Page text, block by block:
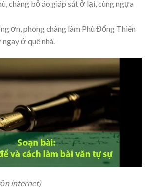
chàng bỏ áo giáp sát ở lại, cùng ngựa
ơn, phong chàng làm Phù Đổng Thiên
ở quê nhà.
internet)